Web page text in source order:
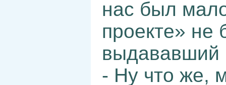
нас был
проекте»
выдававший
- Ну что же,